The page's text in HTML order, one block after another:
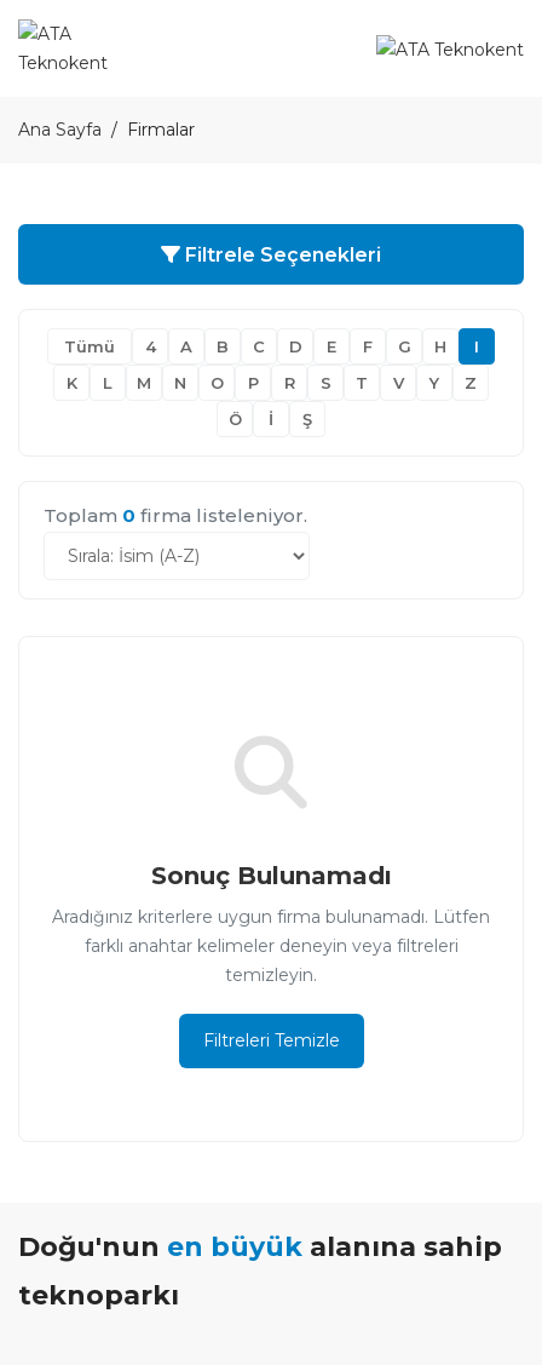
Ana Sayfa Firmalar
Filtrele Seçenekleri
Tümü 4 A B C D E F G H
I
K
L M N O P R S T V Y
Z
Ö
İ Ş
Toplam 0 firma listeleniyor.
Sonuç Bulunamadı
Aradığınız kriterlere uygun firma bulunamadı. Lütfen
farklı anahtar kelimeler deneyin veya filtreleri
temizleyin.
Filtreleri Temizle
Doğu'nun en büyük alanına sahip
teknoparkı